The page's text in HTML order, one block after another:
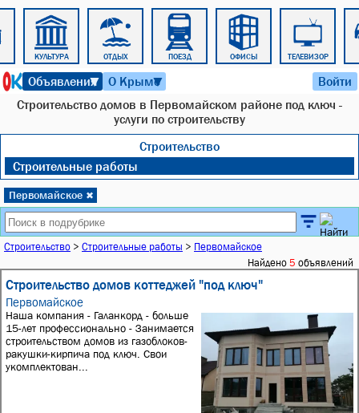
КУЛЬТУРА ОТДЫХ ПОЕЗД ОФИСЫ ТЕЛЕВИЗОР
Объявления
▼ О Крыме
▼ Войти
Строительство домов в Первомайском районе под ключ -
услуги по строительству
Строительство
Строительные работы
Первомайское ✖
Строительство > Строительные работы > Первомайское
Найдено 5 объявлений
Строительство домов коттеджей "под ключ"
Первомайское
Наша компания - Галанкорд - больше
15-лет профессионально - Занимается
строительством домов из газоблоков-
ракушки-кирпича под ключ. Свои
укомплектован...